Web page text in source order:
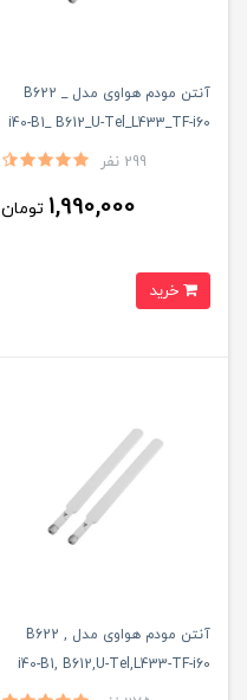
آنتن مودم هواوی مدل B622 _
i40-B1_ B612_U-Tel_L433_TF-i60
299 نفر
1,990,000 تومان
آنتن مودم هواوی مدل B622 ,
i40-B1, B612,U-Tel,L433-TF-i60
بسته دو عددی 14 دسی بل